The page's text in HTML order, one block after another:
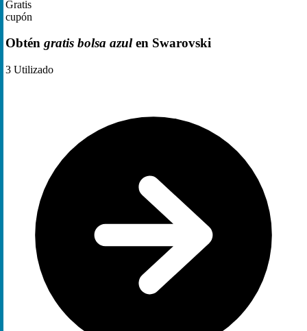
Gratis
cupón
Obtén gratis bolsa azulen Swarovski
3 Utilizado